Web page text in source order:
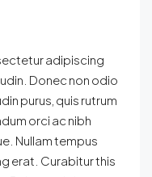
adipiscing
Donec non odio
purus, quis rutrum
orci ac nibh
Nullam tempus
erat. Curabitur this